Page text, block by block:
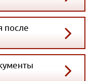
после